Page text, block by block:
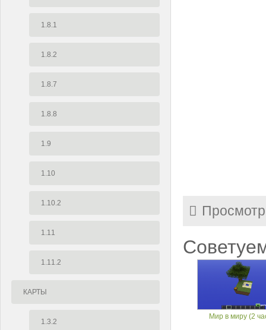
1.8.1
1.8.2
1.8.7
1.8.8
1.9
1.10
1.10.2
1.11
1.11.2
КАРТЫ
1.3.2
Мир в миру (2